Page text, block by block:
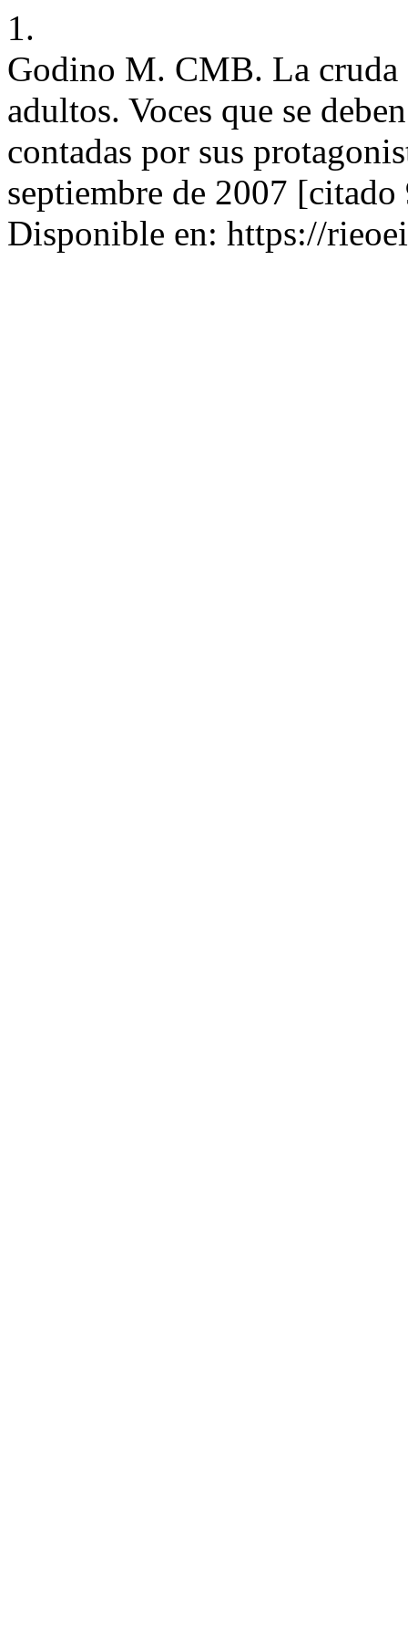
1.
Godino M. CMB. La cruda
adultos. Voces que se
contadas por sus
septiembre de 2007
Disponible en: https://